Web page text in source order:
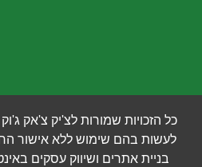
כל הזכויות שמורות לצ'יק צ'אק
לעשות בהם שימוש ללא
בניית אתרים ושיווק עסקים